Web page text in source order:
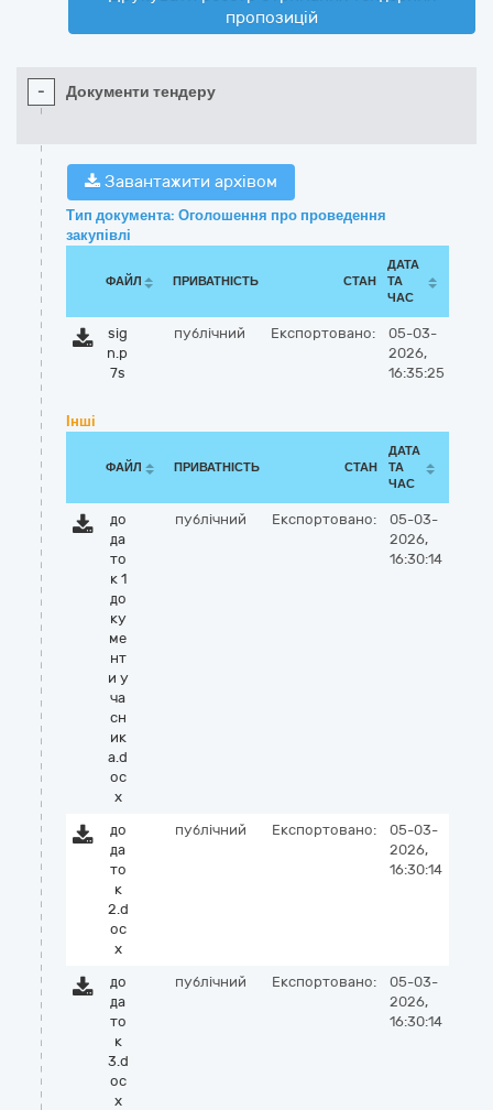
пропозицій
- Документи тендеру
Завантажити архівом
Тип документа: Оголошення про проведення
закупівлі
ФАЙЛ ПРИВАТНІСТЬ СТАН
ДАТА
ТА
ЧАС
sig
n.p
7s
публічний Експортовано:
05-03-
2026,
16:35:25
Інші
ФАЙЛ ПРИВАТНІСТЬ СТАН
ДАТА
ТА
ЧАС
до
да
то
к 1
до
ку
ме
нт
и у
ча
сн
ик
а.d
oc
x
публічний Експортовано:
05-03-
2026,
16:30:14
до
да
то
к
2.d
oc
x
публічний Експортовано:
05-03-
2026,
16:30:14
до
да
то
к
3.d
oc
x
публічний Експортовано:
05-03-
2026,
16:30:14